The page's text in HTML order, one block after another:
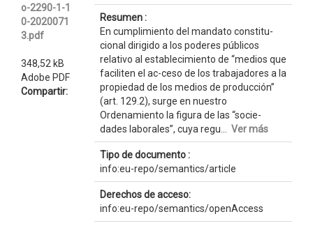
o-2290-1-1
0-2020071
3.pdf
348,52 kB
Adobe PDF
Compartir:
Resumen :
En cumplimiento del mandato constitu-
cional dirigido a los poderes públicos
relativo al establecimiento de “medios que
faciliten el ac-ceso de los trabajadores a la
propiedad de los medios de producción”
(art. 129.2), surge en nuestro
Ordenamiento la figura de las “socie-
dades laborales”, cuya regu... Ver más
Tipo de documento :
info:eu-repo/semantics/article
Derechos de acceso:
info:eu-repo/semantics/openAccess